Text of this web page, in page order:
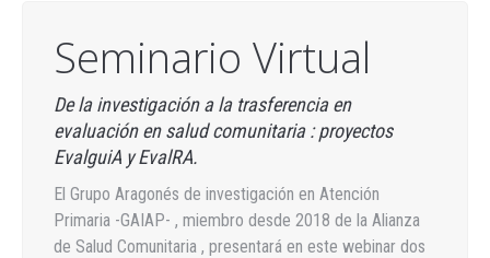
Seminario Virtual
De la investigación a la trasferencia en
evaluación en salud comunitaria : proyectos
EvalguiA y EvalRA.
El Grupo Aragonés de investigación en Atención
Primaria -GAIAP- , miembro desde 2018 de la Alianza
de Salud Comunitaria , presentará en este webinar dos